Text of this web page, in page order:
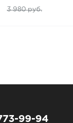
3 980 руб.
99-94